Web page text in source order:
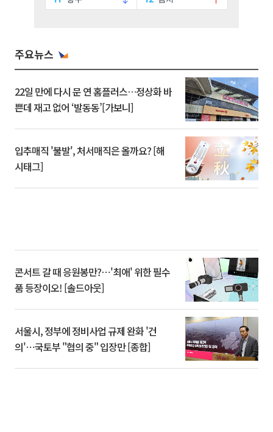
주요뉴스
22일 만에 다시 문 연 홈플러스…정상화 바
쁜데 재고 없어 ‘발동동’[가보니]
입추매직 '불발', 처서매직은 올까요? [해
시태그]
콘서트 갈 때 응원봉만?⋯'최애' 위한 필수
품 등장이오! [솔드아웃]
서울시, 정부에 정비사업 규제 완화 '건
의'⋯국토부 "협의 중" 입장만 [종합]